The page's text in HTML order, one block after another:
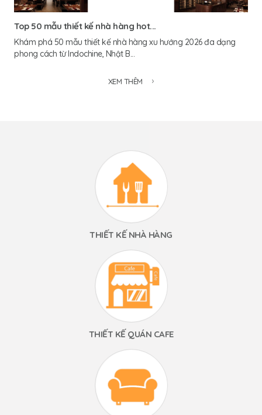
Top 50 mẫu thiết kế nhà hàng hot...
Khám phá 50 mẫu thiết kế nhà hàng xu hướng 2026 đa dạng
phong cách từ Indochine, Nhật B...
XEM THÊM
THIẾT KẾ NHÀ HÀNG
THIẾT KẾ QUÁN CAFE